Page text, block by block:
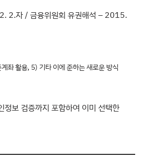
2.자 / 금융위원회 유권해석 – 2015.
좌 활용, 5) 기타 이에 준하는 새로운 방식
보 검증까지 포함하여 이미 선택한